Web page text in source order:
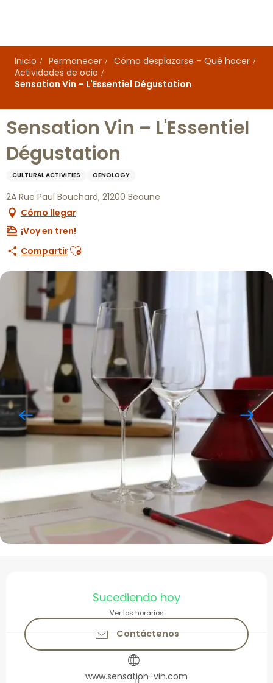
principal
Inicio
Permanecer
Cómo desplazarse – Qué hacer
Actividades de ocio
Sensation Vin – L'Essentiel Dégustation
Sensation Vin – L'Essentiel
Dégustation
CULTURAL ACTIVITIES OENOLOGY
2A Rue Paul Bouchard, 21200 Beaune
Cómo llegar
¡Voy en tren!
CompartirAjouter aux favoris
Horarios y datos de
Sucediendo hoy
Ver los horarios
Contáctenos
www.sensation-vin.com